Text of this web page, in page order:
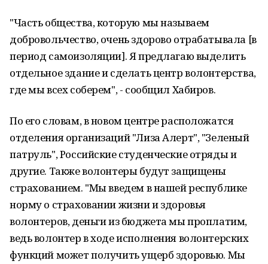
"Часть общества, которую мы называем
добровольчество, очень здорово отрабатывала [в
период самоизоляции]. Я предлагаю выделить
отдельное здание и сделать центр волонтерства,
где мы всех соберем", - сообщил Хабиров.
По его словам, в новом центре расположатся
отделения организаций "Лиза Алерт", "Зеленый
патруль", Российские студенческие отряды и
другие. Также волонтеры будут защищены
страхованием. "Мы введем в нашей республике
норму о страховании жизни и здоровья
волонтеров, деньги из бюджета мы проплатим,
ведь волонтер в ходе исполнения волонтерских
функций может получить ущерб здоровью. Мы